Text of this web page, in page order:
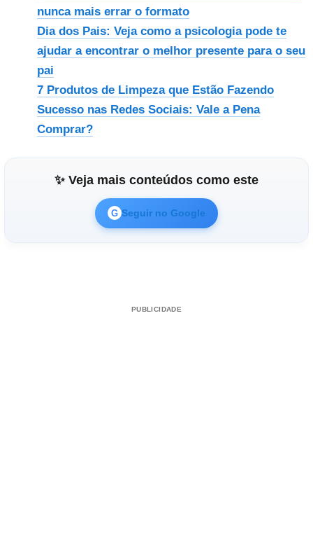
nunca mais errar o formato
Dia dos Pais: Veja como a psicologia pode te
ajudar a encontrar o melhor presente para o seu
pai
7 Produtos de Limpeza que Estão Fazendo
Sucesso nas Redes Sociais: Vale a Pena
Comprar?
✨ Veja mais conteúdos como este
G Seguir no Google
PUBLICIDADE